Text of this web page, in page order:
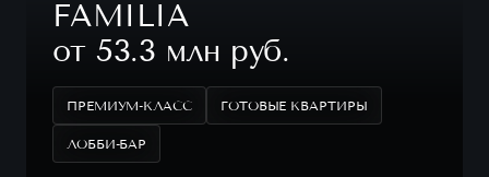
FAMILIA
от 53.3 млн руб.
ПРЕМИУМ-КЛАСС ГОТОВЫЕ КВАРТИРЫ
ЛОББИ-БАР